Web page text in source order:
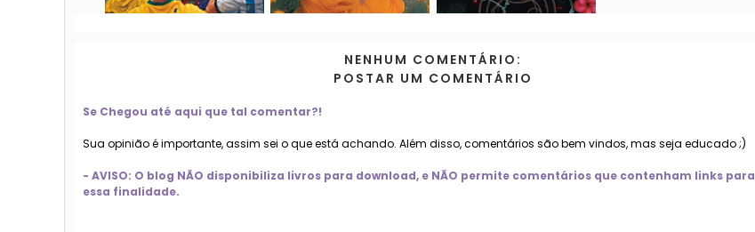
NENHUM COMENTÁRIO:
POSTAR UM COMENTÁRIO
Se Chegou até aqui que tal comentar?!
Sua opinião é importante, assim sei o que está achando. Além disso, comentários são bem vindos, mas seja educado ;)
- AVISO: O blog NÃO disponibiliza livros para download, e NÃO permite comentários que contenham links para
essa finalidade.